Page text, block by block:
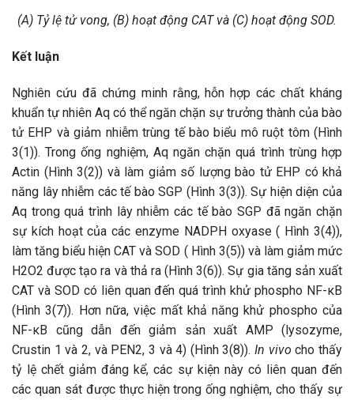
(A) Tỷ lệ tử vong, (B) hoạt động CAT và (C) hoạt động SOD.
Kết luận
Nghiên cứu đã chứng minh rằng, hỗn hợp các chất kháng
khuẩn tự nhiên Aq có thể ngăn chặn sự trưởng thành của bào
tử EHP và giảm nhiễm trùng tế bào biểu mô ruột tôm (Hình
3(1)). Trong ống nghiệm, Aq ngăn chặn quá trình trùng hợp
Actin (Hình 3(2)) và làm giảm số lượng bào tử EHP có khả
năng lây nhiễm các tế bào SGP (Hình 3(3)). Sự hiện diện của
Aq trong quá trình lây nhiễm các tế bào SGP đã ngăn chặn
sự kích hoạt của các enzyme NADPH oxyase ( Hình 3(4)),
làm tăng biểu hiện CAT và SOD ( Hình 3(5)) và làm giảm mức
H2O2 được tạo ra và thả ra (Hình 3(6)). Sự gia tăng sản xuất
CAT và SOD có liên quan đến quá trình khử phospho NF-κB
(Hình 3(7)). Hơn nữa, việc mất khả năng khử phospho của
NF-κB cũng dẫn đến giảm sản xuất AMP (lysozyme,
Crustin 1 và 2, và PEN2, 3 và 4) (Hình 3(8)).In vivocho thấy
tỷ lệ chết giảm đáng kể, các sự kiện này có liên quan đến
các quan sát được thực hiện trong ống nghiệm, cho thấy sự